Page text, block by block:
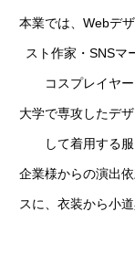
本業では、Webデ
スト作家・SNSマ
コスプレイヤ
大学で専攻したデ
して着用する
企業様からの演出
スに、衣装から小